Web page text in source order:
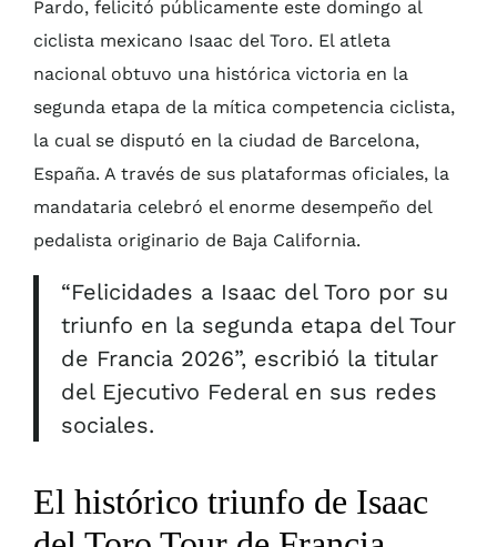
Pardo, felicitó públicamente este domingo al
ciclista mexicano Isaac del Toro. El atleta
nacional obtuvo una histórica victoria en la
segunda etapa de la mítica competencia ciclista,
la cual se disputó en la ciudad de Barcelona,
España. A través de sus plataformas oficiales, la
mandataria celebró el enorme desempeño del
pedalista originario de Baja California.
“Felicidades a Isaac del Toro por su
triunfo en la segunda etapa del Tour
de Francia 2026”, escribió la titular
del Ejecutivo Federal en sus redes
sociales.
El histórico triunfo de Isaac